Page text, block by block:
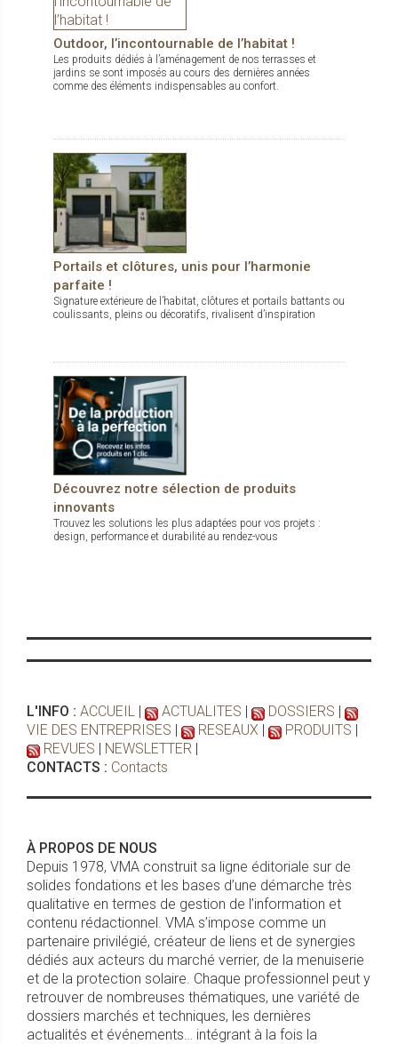
Outdoor, l’incontournable de l’habitat !
Les produits dédiés à l’aménagement de nos terrasses et
jardins se sont imposés au cours des dernières années
comme des éléments indispensables au confort.
Portails et clôtures, unis pour l’harmonie
parfaite !
Signature extérieure de l’habitat, clôtures et portails battants ou
coulissants, pleins ou décoratifs, rivalisent d’inspiration
Découvrez notre sélection de produits
innovants
Trouvez les solutions les plus adaptées pour vos projets :
design, performance et durabilité au rendez-vous
L'INFO : ACCUEIL | ACTUALITES | DOSSIERS |
VIE DES ENTREPRISES | RESEAUX | PRODUITS |
REVUES | NEWSLETTER |
CONTACTS : Contacts
À PROPOS DE NOUS
Depuis 1978, VMA construit sa ligne éditoriale sur de
solides fondations et les bases d’une démarche très
qualitative en termes de gestion de l’information et
contenu rédactionnel. VMA s’impose comme un
partenaire privilégié, créateur de liens et de synergies
dédiés aux acteurs du marché verrier, de la menuiserie
et de la protection solaire. Chaque professionnel peut y
retrouver de nombreuses thématiques, une variété de
dossiers marchés et techniques, les dernières
actualités et événements… intégrant à la fois la